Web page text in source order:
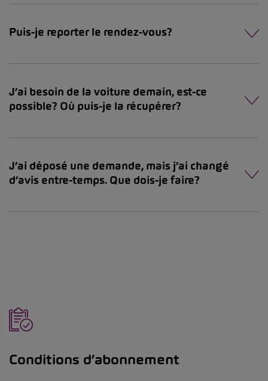
Puis-je reporter le rendez-vous?
J’ai besoin de la voiture demain, est-ce
possible? Où puis-je la récupérer?
J’ai déposé une demande, mais j’ai changé
d’avis entre-temps. Que dois-je faire?
Conditions d’abonnement